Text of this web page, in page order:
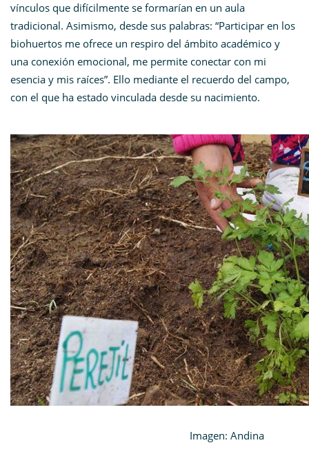
vínculos que difícilmente se formarían en un aula
tradicional. Asimismo, desde sus palabras: “Participar en los
biohuertos me ofrece un respiro del ámbito académico y
una conexión emocional, me permite conectar con mi
esencia y mis raíces”. Ello mediante el recuerdo del campo,
con el que ha estado vinculada desde su nacimiento.
Imagen: Andina